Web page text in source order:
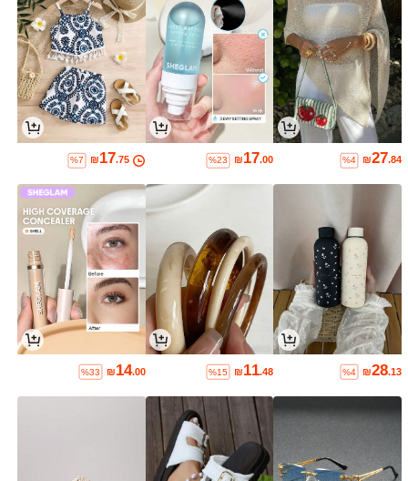
₪27.84
%4
₪17.00
%23
₪17.75
%7
₪28.13
%4
₪11.48
%15
₪14.00
%33